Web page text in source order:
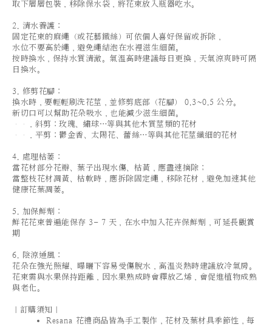
取下層層包裝，移除保水袋，將花束放入瓶器吃水。
2. 清水養護：
固定花束的麻繩（或花藝鐵絲）可依個人喜好保留或拆除，
水位不要高於繩，避免繩結泡在水裡滋生細菌。
按時換水，保持水質清澈。氣溫高時建議每日更換，天氣涼爽時可隔
日換水。
3. 修剪花腳：
換水時，要輕輕刷洗花莖，並修剪底部（花腳） 0.3~0.5 公分。
新切口可以幫助花朵吸水，也能減少滋生細菌。
．斜剪：玫瑰、繡球…等與其他木質莖類的花材
．平剪：鬱金香、太陽花、蕾絲…等與其他花莖纖細的花材
4. 處理枯萎：
當花材部分花瓣、葉子出現水傷、枯黃，應盡速摘除；
當整枝花材凋黃、枯軟時，應拆除固定繩，移除花材，避免加速其他
健康花葉凋萎。
5. 加保鮮劑：
鮮花花束普遍能保存 3- 7 天，在水中加入花卉保鮮劑，可延長觀賞
期
6. 陰涼通風：
花朵在強光照耀、曝曬下容易受傷脫水，高溫炎熱時建議放冷氣房。
花束需與水果保持距離，因水果熟成時會釋放乙烯，會促進植物成熟
與老化。
｜訂購須知｜
Resana 花禮商品皆為手工製作，花材及葉材具季節性，每